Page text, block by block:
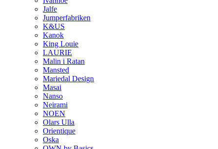
Jalfe
Jumperfabriken
K&US
Kanok
King Louie
LAURIE
Malin i Ratan
Mansted
Mariedal Design
Masai
Nanso
Neirami
NOEN
Olars Ulla
Orientique
Oska